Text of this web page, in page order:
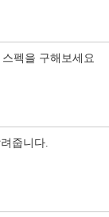
펙을 구해보세요
줍니다.